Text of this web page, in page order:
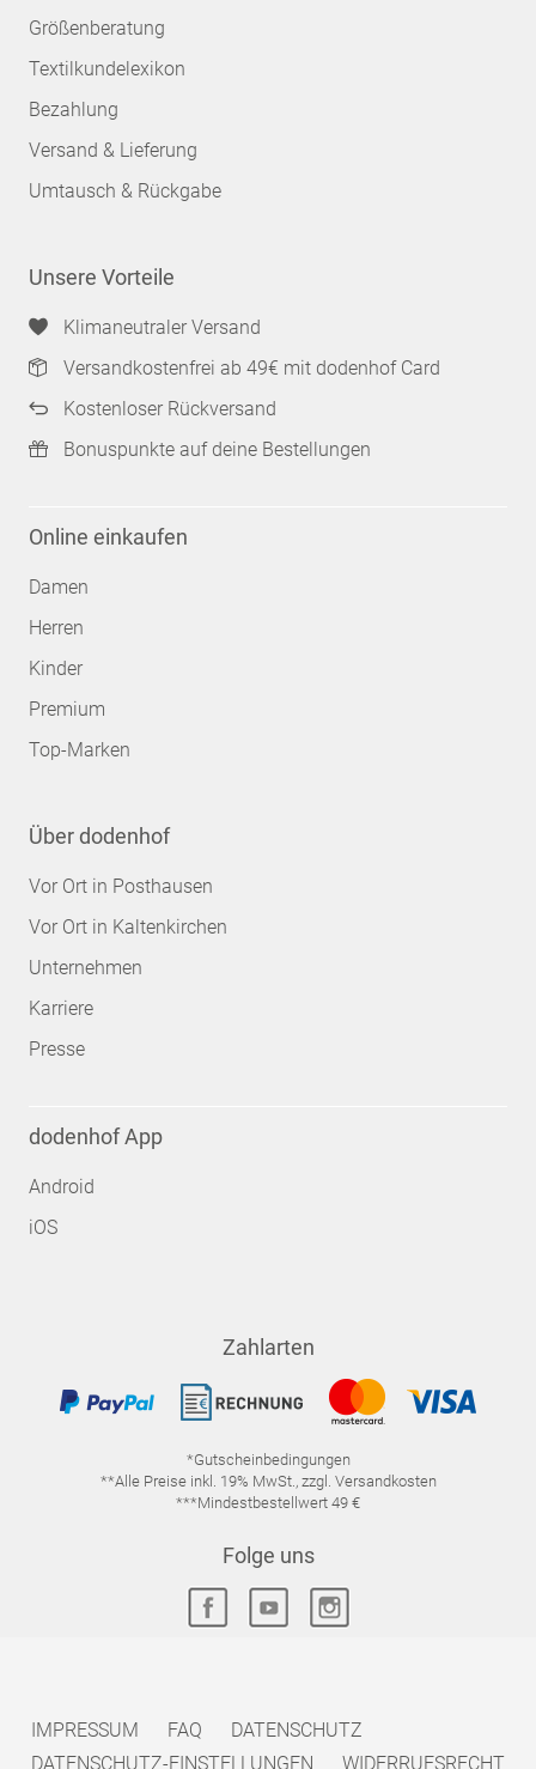
Größenberatung
Textilkundelexikon
Bezahlung
Versand & Lieferung
Umtausch & Rückgabe
Unsere Vorteile
Klimaneutraler Versand
Versandkostenfrei ab 49€ mit dodenhof Card
Kostenloser Rückversand
Bonuspunkte auf deine Bestellungen
Online einkaufen
Damen
Herren
Kinder
Premium
Top-Marken
Über dodenhof
Vor Ort in Posthausen
Vor Ort in Kaltenkirchen
Unternehmen
Karriere
Presse
dodenhof App
Android
iOS
Zahlarten
*Gutscheinbedingungen
**Alle Preise inkl. 19% MwSt., zzgl. Versandkosten
***Mindestbestellwert 49 €
Folge uns
IMPRESSUM FAQ
DATENSCHUTZ
DATENSCHUTZ-EINSTELLUNGEN
WIDERRUFSRECHT